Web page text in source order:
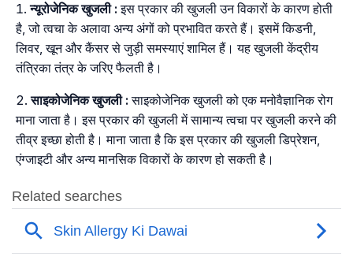
न्यूरोजेनिक खुजली: इस प्रकार की खुजली उन विकारों के कारण होती
है, जो त्वचा के अलावा अन्य अंगों को प्रभावित करते हैं। इसमें किडनी,
लिवर, खून और कैंसर से जुड़ी समस्याएं शामिल हैं। यह खुजली केंद्रीय
तंत्रिका तंत्र के जरिए फैलती है।
साइकोजेनिक खुजली: साइकोजेनिक खुजली को एक मनोवैज्ञानिक रोग
माना जाता है। इस प्रकार की खुजली में सामान्य त्वचा पर खुजली करने की
तीव्र इच्छा होती है। माना जाता है कि इस प्रकार की खुजली डिप्रेशन,
एंग्जाइटी और अन्य मानसिक विकारों के कारण हो सकती है।